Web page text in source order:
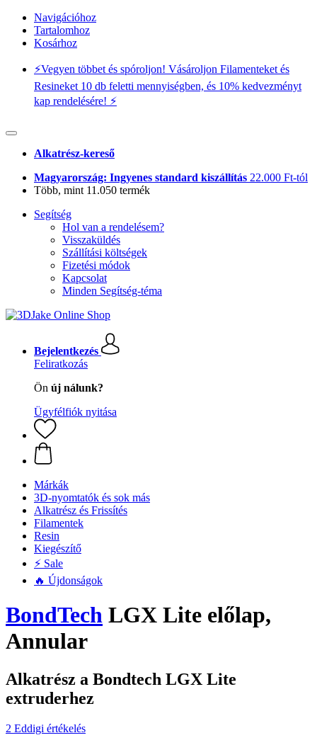
Navigációhoz
Tartalomhoz
Kosárhoz
⚡️Vegyen többet és spóroljon! Vásároljon Filamenteket és
Resineket 10 db feletti mennyiségben, és 10% kedvezményt
kap rendelésére! ⚡️
Alkatrész-kereső
Magyarország: Ingyenes standard kiszállítás 22.000 Ft-tól
Több, mint 11.050 termék
Segítség
Hol van a rendelésem?
Visszaküldés
Szállítási költségek
Fizetési módok
Kapcsolat
Minden Segítség-téma
Bejelentkezés
Feliratkozás
Ön új nálunk?
Ügyfélfiók nyitása
Márkák
3D-nyomtatók és sok más
Alkatrész és Frissítés
Filamentek
Resin
Kiegészítő
⚡ Sale
🔥 Újdonságok
BondTech LGX Lite előlap,
Annular
Alkatrész a Bondtech LGX Lite
extruderhez
2 Eddigi értékelés